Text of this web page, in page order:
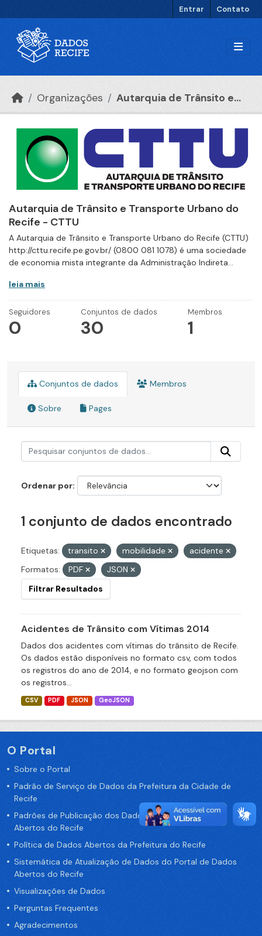
Entrar Contato
Organizações Autarquia de Trânsito e...
Autarquia de Trânsito e Transporte Urbano do
Recife - CTTU
A Autarquia de Trânsito e Transporte Urbano do Recife (CTTU)
http://cttu.recife.pe.gov.br/ (0800 081 1078) é uma sociedade
de economia mista integrante da Administração Indireta...
leia mais
Seguidores
0
Conjuntos de dados
30
Membros
1
Conjuntos de dados Membros
Sobre Pages
Ordenar por
1 conjunto de dados encontrado
Etiquetas: transito mobilidade
acidente
Formatos:
PDF
JSON
Filtrar Resultados
Acidentes de Trânsito com Vítimas 2014
Dados dos acidentes com vítimas do trânsito de Recife.
Os dados estão disponíveis no formato csv, com todos
os registros do ano de 2014, e no formato geojson com
os registros...
CSV PDF JSON GeoJSON
O Portal
Sobre o Portal
Padrão de Serviço de Dados da Prefeitura da Cidade de
Recife
Padrões de Publicação dos Dados no Portal de Dados
Abertos do Recife
Política de Dados Abertos da Prefeitura do Recife
Sistemática de Atualização de Dados do Portal de Dados
Abertos do Recife
Visualizações de Dados
Perguntas Frequentes
Agradecimentos